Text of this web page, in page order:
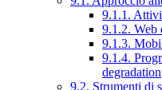
9.1.1.
9.1.2. Web
9.1.3.
9.1.4.
degradation
9.2. Strumenti di